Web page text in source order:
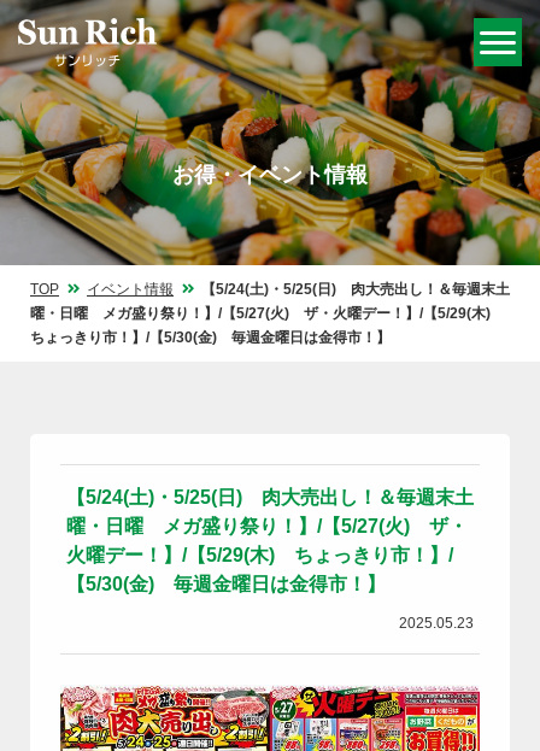
お得・イベント情報
TOP イベント情報
【5/24(土)・5/25(日) 肉大売出し！＆毎週末土
曜・日曜 メガ盛り祭り！】/【5/27(火) ザ・火曜デー！】/【5/29(木)
ちょっきり市！】/【5/30(金) 毎週金曜日は金得市！】
【5/24(土)・5/25(日) 肉大売出し！＆毎週末土
曜・日曜 メガ盛り祭り！】/【5/27(火) ザ・
火曜デー！】/【5/29(木) ちょっきり市！】/
【5/30(金) 毎週金曜日は金得市！】
2025.05.23